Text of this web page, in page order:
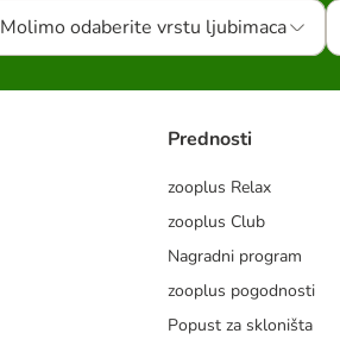
Molimo odaberite vrstu ljubimaca
Prednosti
zooplus Relax
zooplus Club
Nagradni program
zooplus pogodnosti
Popust za skloništa